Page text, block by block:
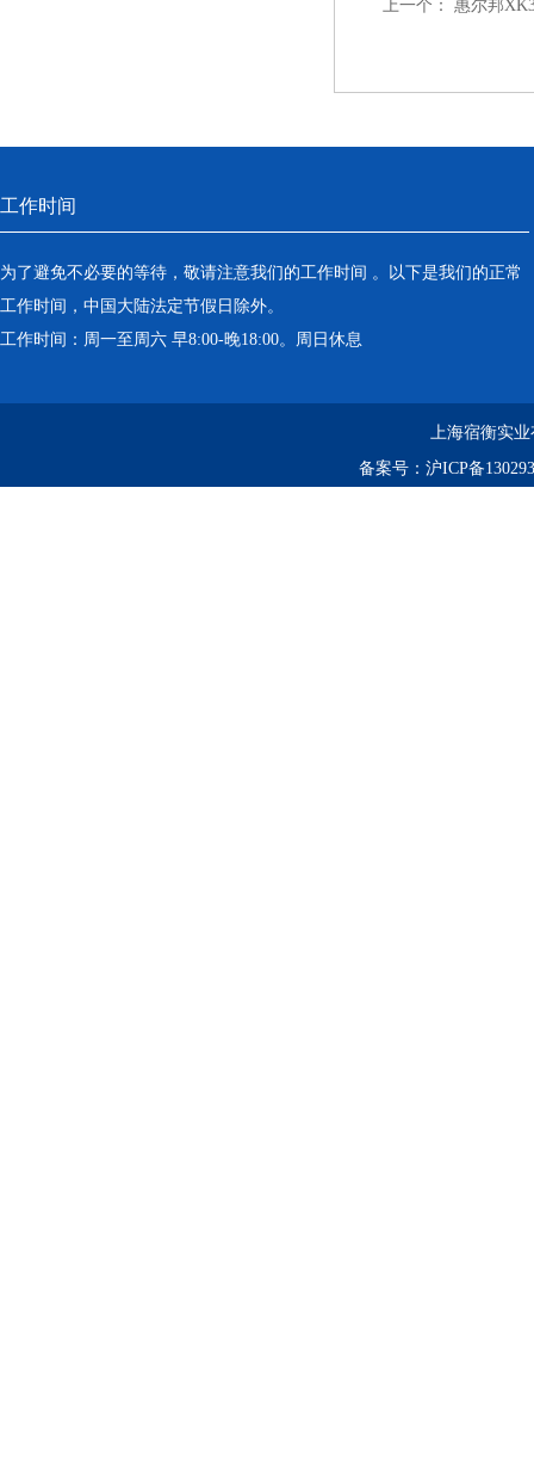
上一个： 惠尔邦
工作时间
为了避免不必要的等待，敬请注意我们的工作时间 。以下是我们的正常
工作时间，中国大陆法定节假日除外。
工作时间：周一至周六 早8:00-晚18:00。周日休息
上海宿衡实
备案号： 沪ICP备